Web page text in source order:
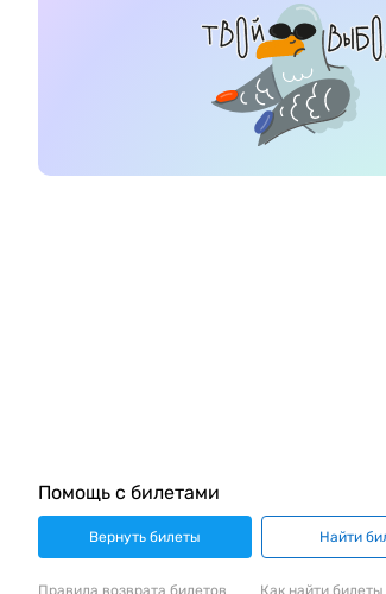
Помощь с билетами
Вернуть билеты Найти
Правила возврата билетов Как найти билеты